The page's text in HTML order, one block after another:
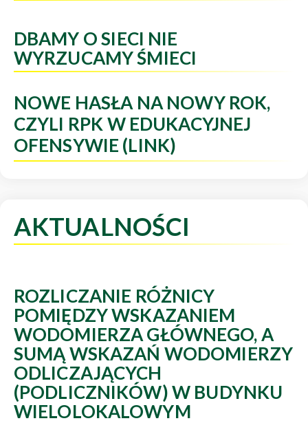
DBAMY O SIECI NIE
WYRZUCAMY ŚMIECI
NOWE HASŁA NA NOWY ROK,
CZYLI RPK W EDUKACYJNEJ
OFENSYWIE (LINK)
AKTUALNOŚCI
ROZLICZANIE RÓŻNICY
POMIĘDZY WSKAZANIEM
WODOMIERZA GŁÓWNEGO, A
SUMĄ WSKAZAŃ WODOMIERZY
ODLICZAJĄCYCH
(PODLICZNIKÓW) W BUDYNKU
WIELOLOKALOWYM